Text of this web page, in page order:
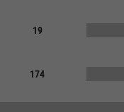
19
174